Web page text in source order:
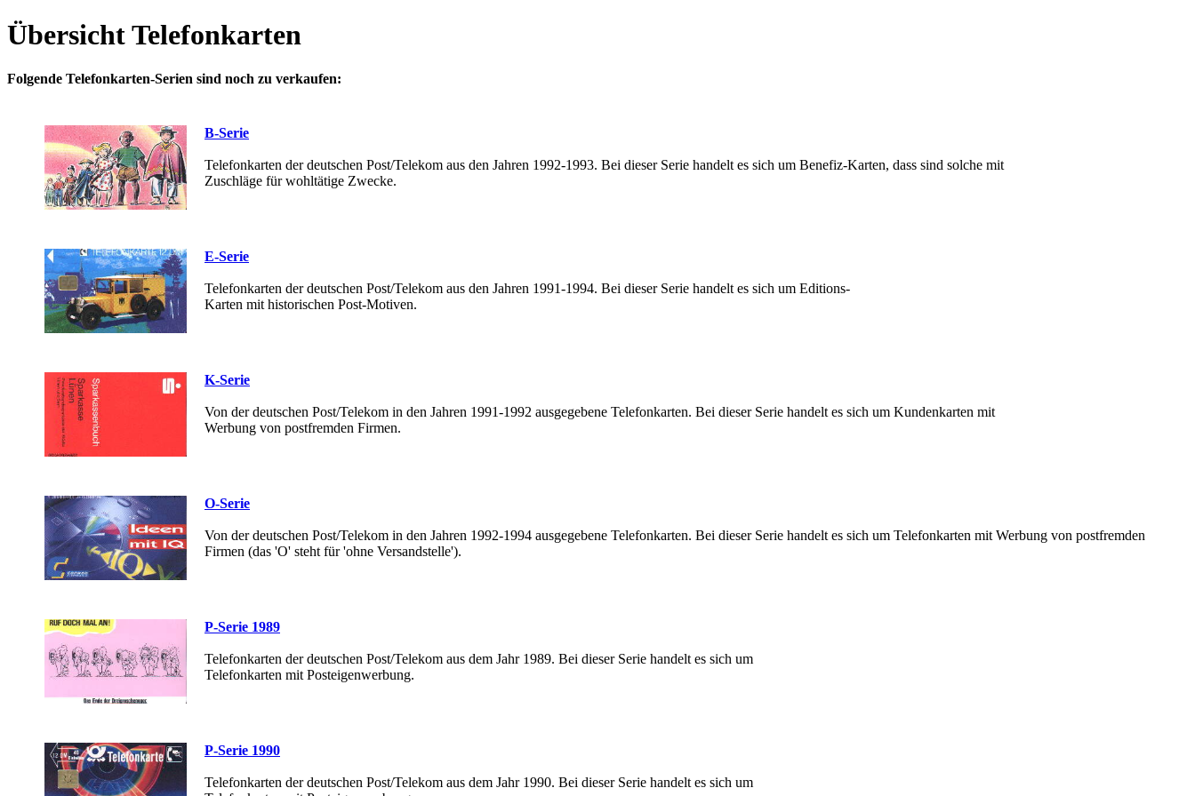
Übersicht Telefonkarten
Folgende Telefonkarten-Serien sind noch zu verkaufen:
B-Serie
Telefonkarten der deutschen Post/Telekom aus den Jahren 1992-1993. Bei dieser Serie handelt es sich um Benefiz-Karten, dass sind solche mit
Zuschläge für wohltätige Zwecke.
E-Serie
Telefonkarten der deutschen Post/Telekom aus den Jahren 1991-1994. Bei dieser Serie handelt es sich um Editions-
Karten mit historischen Post-Motiven.
K-Serie
Von der deutschen Post/Telekom in den Jahren 1991-1992 ausgegebene Telefonkarten. Bei dieser Serie handelt es sich um Kundenkarten mit
Werbung von postfremden Firmen.
O-Serie
Von der deutschen Post/Telekom in den Jahren 1992-1994 ausgegebene Telefonkarten. Bei dieser Serie handelt es sich um Telefonkarten mit Werbung von postfremden
Firmen (das 'O' steht für 'ohne Versandstelle').
P-Serie 1989
Telefonkarten der deutschen Post/Telekom aus dem Jahr 1989. Bei dieser Serie handelt es sich um
Telefonkarten mit Posteigenwerbung.
P-Serie 1990
Telefonkarten der deutschen Post/Telekom aus dem Jahr 1990. Bei dieser Serie handelt es sich um